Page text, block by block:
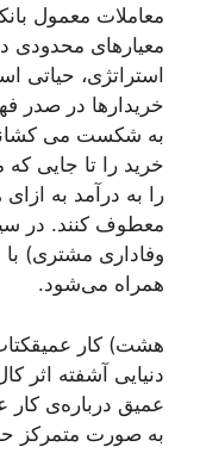
معاملات معمول
معیارهای محدودی
استراتژی، حیاتی
خریدارها در صدر
به شکست می
خرید را تا جایی
را به درآمد به
معطوف کنند. در
وفاداری مشتری)
همراه می‌شود.
هشت) کار
دنیایی آشفته اثر
عمیق درباره‌ی کار
به صورت متمرکز